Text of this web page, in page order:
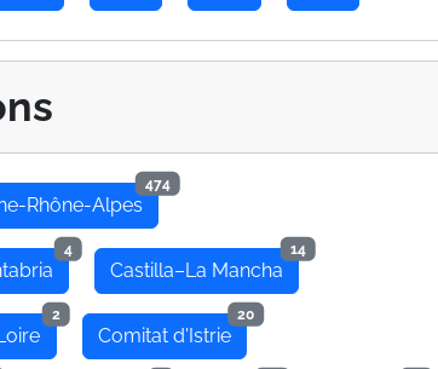
Rhône-Alpes
474
4
Castilla–La Mancha
14
2
Comitat d'Istrie
20